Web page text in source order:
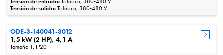
Tensión de salida:Trifásica, 380‑480 V
ODE-3-140041-3012
1,5 kW (2 HP), 4,1 A
Tamaño 1, IP20